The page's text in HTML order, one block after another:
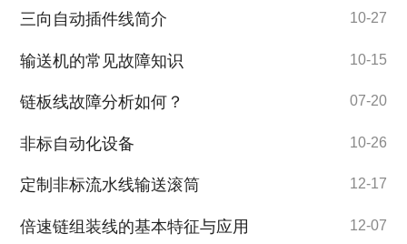
三向自动插件线简介 10-27
输送机的常见故障知识 10-15
链板线故障分析如何？ 07-20
非标自动化设备 10-26
定制非标流水线输送滚筒 12-17
倍速链组装线的基本特征与应用 12-07